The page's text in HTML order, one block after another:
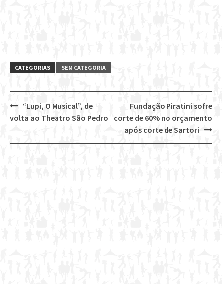
CATEGORIAS SEM CATEGORIA
Post
Fundação Piratini sofre
corte de 60% no orçamento
após corte de Sartori
“Lupi, O Musical”, de
volta ao Theatro São Pedro